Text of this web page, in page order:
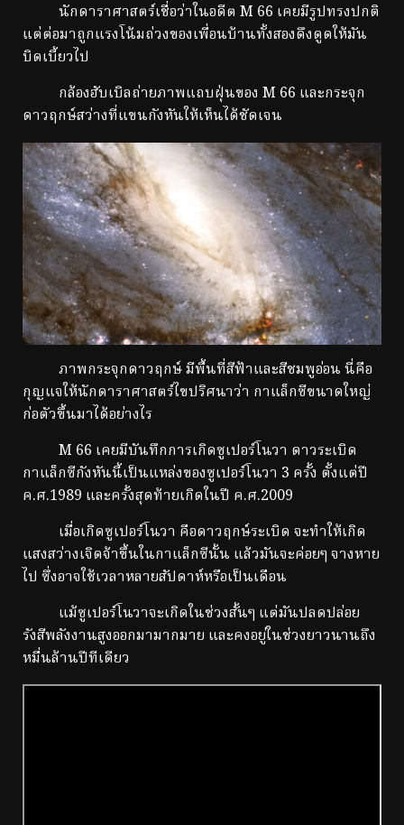
นักดาราศาสตร์เชื่อว่าในอดีต M 66 เคยมีรูปทรงปกติ
แต่ต่อมาถูกแรงโน้มถ่วงของเพื่อนบ้านทั้งสองดึงดูดให้มัน
บิดเบี้ยวไป
กล้องฮับเบิลถ่ายภาพแถบฝุ่นของ M 66 และกระจุก
ดาวฤกษ์สว่างที่แขนกังหันให้เห็นได้ชัดเจน
ภาพกระจุกดาวฤกษ์ มีพื้นที่สีฟ้าและสีชมพูอ่อน นี่คือ
กุญแจให้นักดาราศาสตร์ไขปริศนาว่า กาแล็กซีขนาดใหญ่
ก่อตัวขึ้นมาได้อย่างไร
M 66 เคยมีบันทึกการเกิดซูเปอร์โนวา ดาวระเบิด
กาแล็กซีกังหันนี้เป็นแหล่งของซูเปอร์โนวา 3 ครั้ง ตั้งแต่ปี
ค.ศ.1989 และครั้งสุดท้ายเกิดในปี ค.ศ.2009
เมื่อเกิดซูเปอร์โนวา คือดาวฤกษ์ระเบิด จะทำให้เกิด
แสงสว่างเจิดจ้าขึ้นในกาแล็กซีนั้น แล้วมันจะค่อยๆ จางหาย
ไป ซึ่งอาจใช้เวลาหลายสัปดาห์หรือเป็นเดือน
แม้ซูเปอร์โนวาจะเกิดในช่วงสั้นๆ แต่มันปลดปล่อย
รังสีพลังงานสูงออกมามากมาย และคงอยู่ในช่วงยาวนานถึง
หมื่นล้านปีทีเดียว